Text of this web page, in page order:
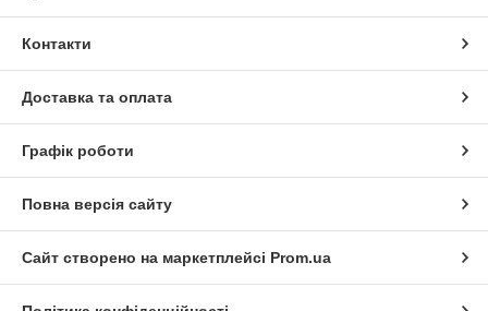
Контакти
Доставка та оплата
Графік роботи
Повна версія сайту
Сайт створено на маркетплейсі Prom.ua